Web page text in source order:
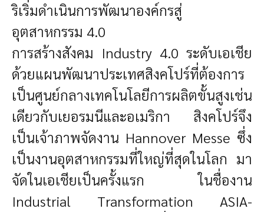
ริเริ่มดำเนินการพัฒนาองค์กรสู่
อุตสาหกรรม 4.0
การสร้างสังคม Industry 4.0 ระดับเอเชีย
ด้วยแผนพัฒนาประเทศสิงคโปร์ที่ต้องการ
เป็นศูนย์กลางเทคโนโลยีการผลิตขั้นสูงเช่น
เดียวกับเยอรมนีและอเมริกา สิงคโปร์จึง
เป็นเจ้าภาพจัดงาน Hannover Messe ซึ่ง
เป็นงานอุตสาหกรรมที่ใหญ่ที่สุดในโลก มา
จัดในเอเชียเป็นครั้งแรก ในชื่องาน
Industrial Transformation ASIA-